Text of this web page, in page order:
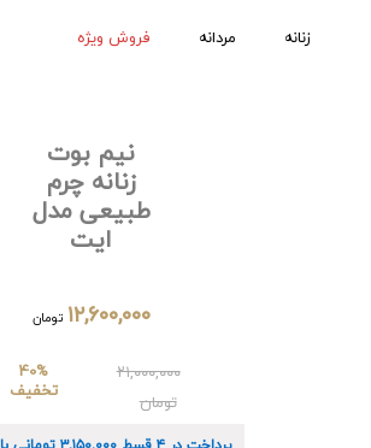
زنانه مردانه فروش ویژه
نیم بوت
زنانه چرم
طبیعی مدل
ایت
۱۲,۶۰۰,۰۰۰ تومان
۲۱,۰۰۰,۰۰۰
تومان
40%
تخفیف